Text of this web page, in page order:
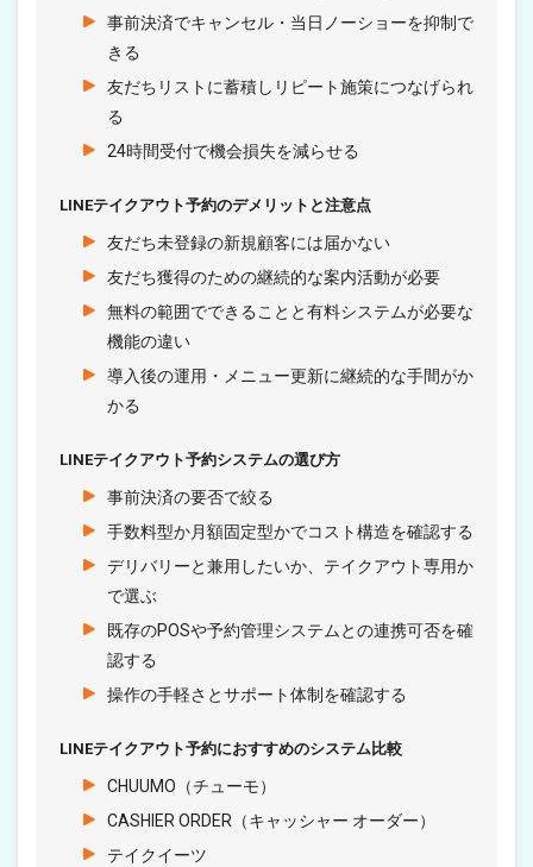
事前決済でキャンセル・当日ノーショーを抑制で
きる
友だちリストに蓄積しリピート施策につなげられ
る
24時間受付で機会損失を減らせる
LINEテイクアウト予約のデメリットと注意点
友だち未登録の新規顧客には届かない
友だち獲得のための継続的な案内活動が必要
無料の範囲でできることと有料システムが必要な
機能の違い
導入後の運用・メニュー更新に継続的な手間がか
かる
LINEテイクアウト予約システムの選び方
事前決済の要否で絞る
手数料型か月額固定型かでコスト構造を確認する
デリバリーと兼用したいか、テイクアウト専用か
で選ぶ
既存のPOSや予約管理システムとの連携可否を確
認する
操作の手軽さとサポート体制を確認する
LINEテイクアウト予約におすすめのシステム比較
CHUUMO（チューモ）
CASHIER ORDER（キャッシャー オーダー）
テイクイーツ